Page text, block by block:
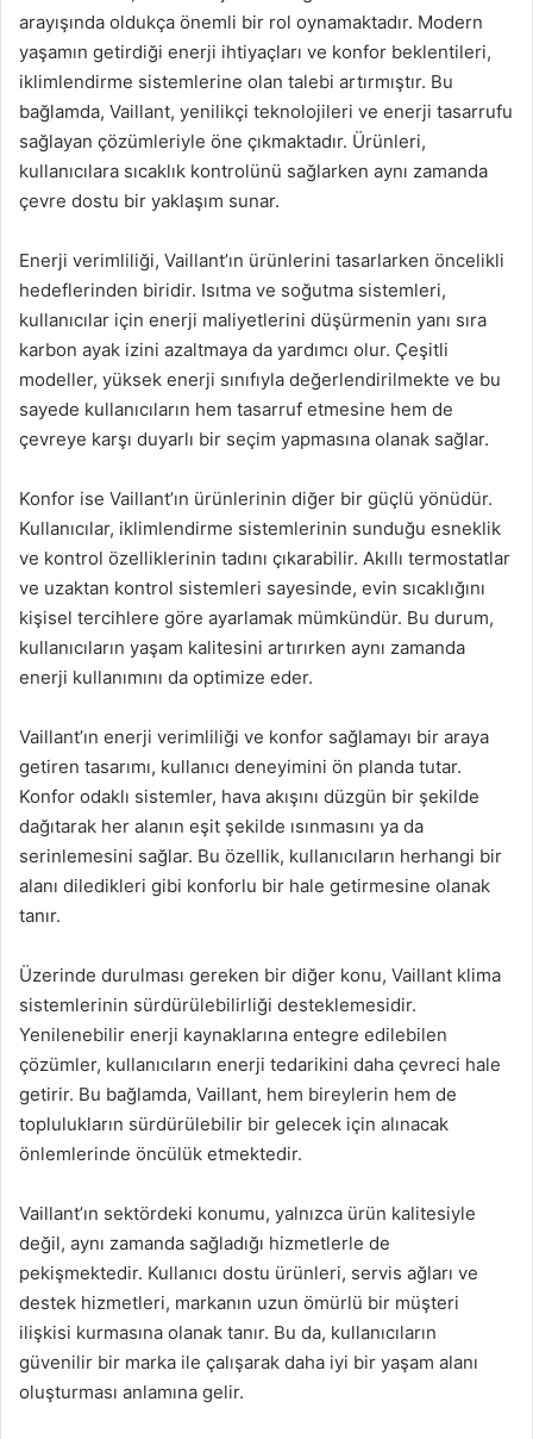
arayışında oldukça önemli bir rol oynamaktadır. Modern
yaşamın getirdiği enerji ihtiyaçları ve konfor beklentileri,
iklimlendirme sistemlerine olan talebi artırmıştır. Bu
bağlamda, Vaillant, yenilikçi teknolojileri ve enerji tasarrufu
sağlayan çözümleriyle öne çıkmaktadır. Ürünleri,
kullanıcılara sıcaklık kontrolünü sağlarken aynı zamanda
çevre dostu bir yaklaşım sunar.
Enerji verimliliği, Vaillant’ın ürünlerini tasarlarken öncelikli
hedeflerinden biridir. Isıtma ve soğutma sistemleri,
kullanıcılar için enerji maliyetlerini düşürmenin yanı sıra
karbon ayak izini azaltmaya da yardımcı olur. Çeşitli
modeller, yüksek enerji sınıfıyla değerlendirilmekte ve bu
sayede kullanıcıların hem tasarruf etmesine hem de
çevreye karşı duyarlı bir seçim yapmasına olanak sağlar.
Konfor ise Vaillant’ın ürünlerinin diğer bir güçlü yönüdür.
Kullanıcılar, iklimlendirme sistemlerinin sunduğu esneklik
ve kontrol özelliklerinin tadını çıkarabilir. Akıllı termostatlar
ve uzaktan kontrol sistemleri sayesinde, evin sıcaklığını
kişisel tercihlere göre ayarlamak mümkündür. Bu durum,
kullanıcıların yaşam kalitesini artırırken aynı zamanda
enerji kullanımını da optimize eder.
Vaillant’ın enerji verimliliği ve konfor sağlamayı bir araya
getiren tasarımı, kullanıcı deneyimini ön planda tutar.
Konfor odaklı sistemler, hava akışını düzgün bir şekilde
dağıtarak her alanın eşit şekilde ısınmasını ya da
serinlemesini sağlar. Bu özellik, kullanıcıların herhangi bir
alanı diledikleri gibi konforlu bir hale getirmesine olanak
tanır.
Üzerinde durulması gereken bir diğer konu, Vaillant klima
sistemlerinin sürdürülebilirliği desteklemesidir.
Yenilenebilir enerji kaynaklarına entegre edilebilen
çözümler, kullanıcıların enerji tedarikini daha çevreci hale
getirir. Bu bağlamda, Vaillant, hem bireylerin hem de
toplulukların sürdürülebilir bir gelecek için alınacak
önlemlerinde öncülük etmektedir.
Vaillant’ın sektördeki konumu, yalnızca ürün kalitesiyle
değil, aynı zamanda sağladığı hizmetlerle de
pekişmektedir. Kullanıcı dostu ürünleri, servis ağları ve
destek hizmetleri, markanın uzun ömürlü bir müşteri
ilişkisi kurmasına olanak tanır. Bu da, kullanıcıların
güvenilir bir marka ile çalışarak daha iyi bir yaşam alanı
oluşturması anlamına gelir.